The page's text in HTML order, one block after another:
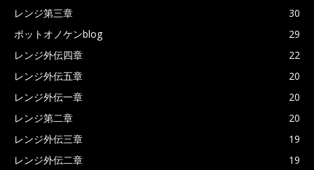
レンジ第三章
30
ポットオノケンblog
29
レンジ外伝四章
22
レンジ外伝五章
20
レンジ外伝一章
20
レンジ第二章
20
レンジ外伝三章
19
レンジ外伝二章
19